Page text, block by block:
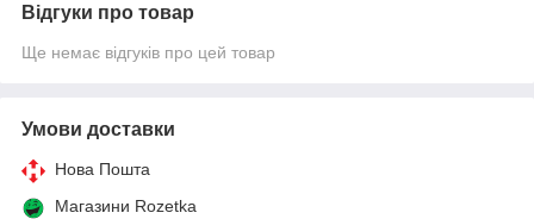
Відгуки про товар
Ще немає відгуків про цей товар
Умови доставки
Нова Пошта
Магазини Rozetka